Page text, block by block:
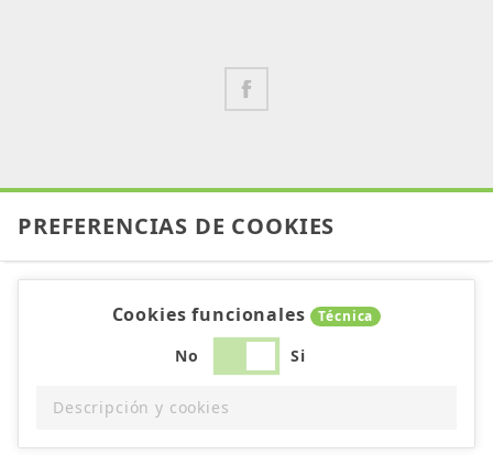
PREFERENCIAS DE COOKIES
Cookies funcionales Técnica
No Si
Descripción y cookies